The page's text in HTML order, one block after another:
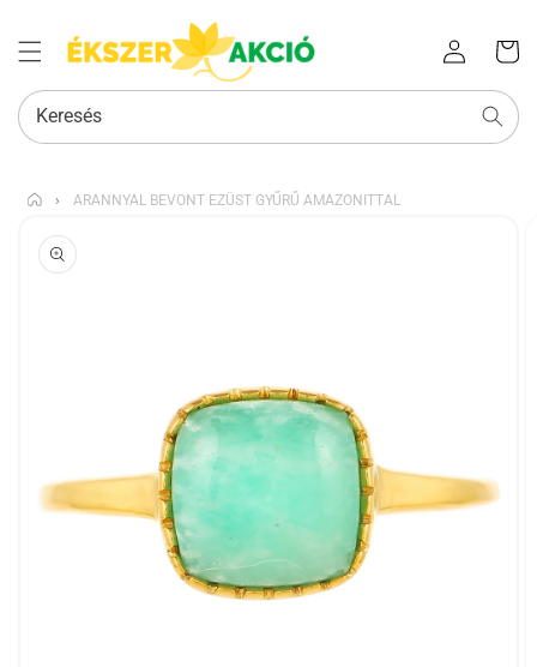
Bejelentkezés
kosara
Keresés
› ARANNYAL BEVONT EZÜST GYŰRŰ AMAZONITTAL
UGRÁS A
TERMÉKADATOKRA